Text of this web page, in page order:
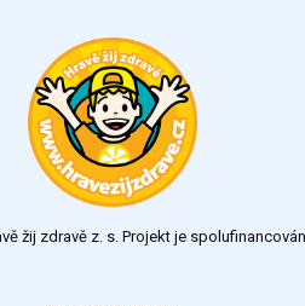
žij zdravě z. s. Projekt je